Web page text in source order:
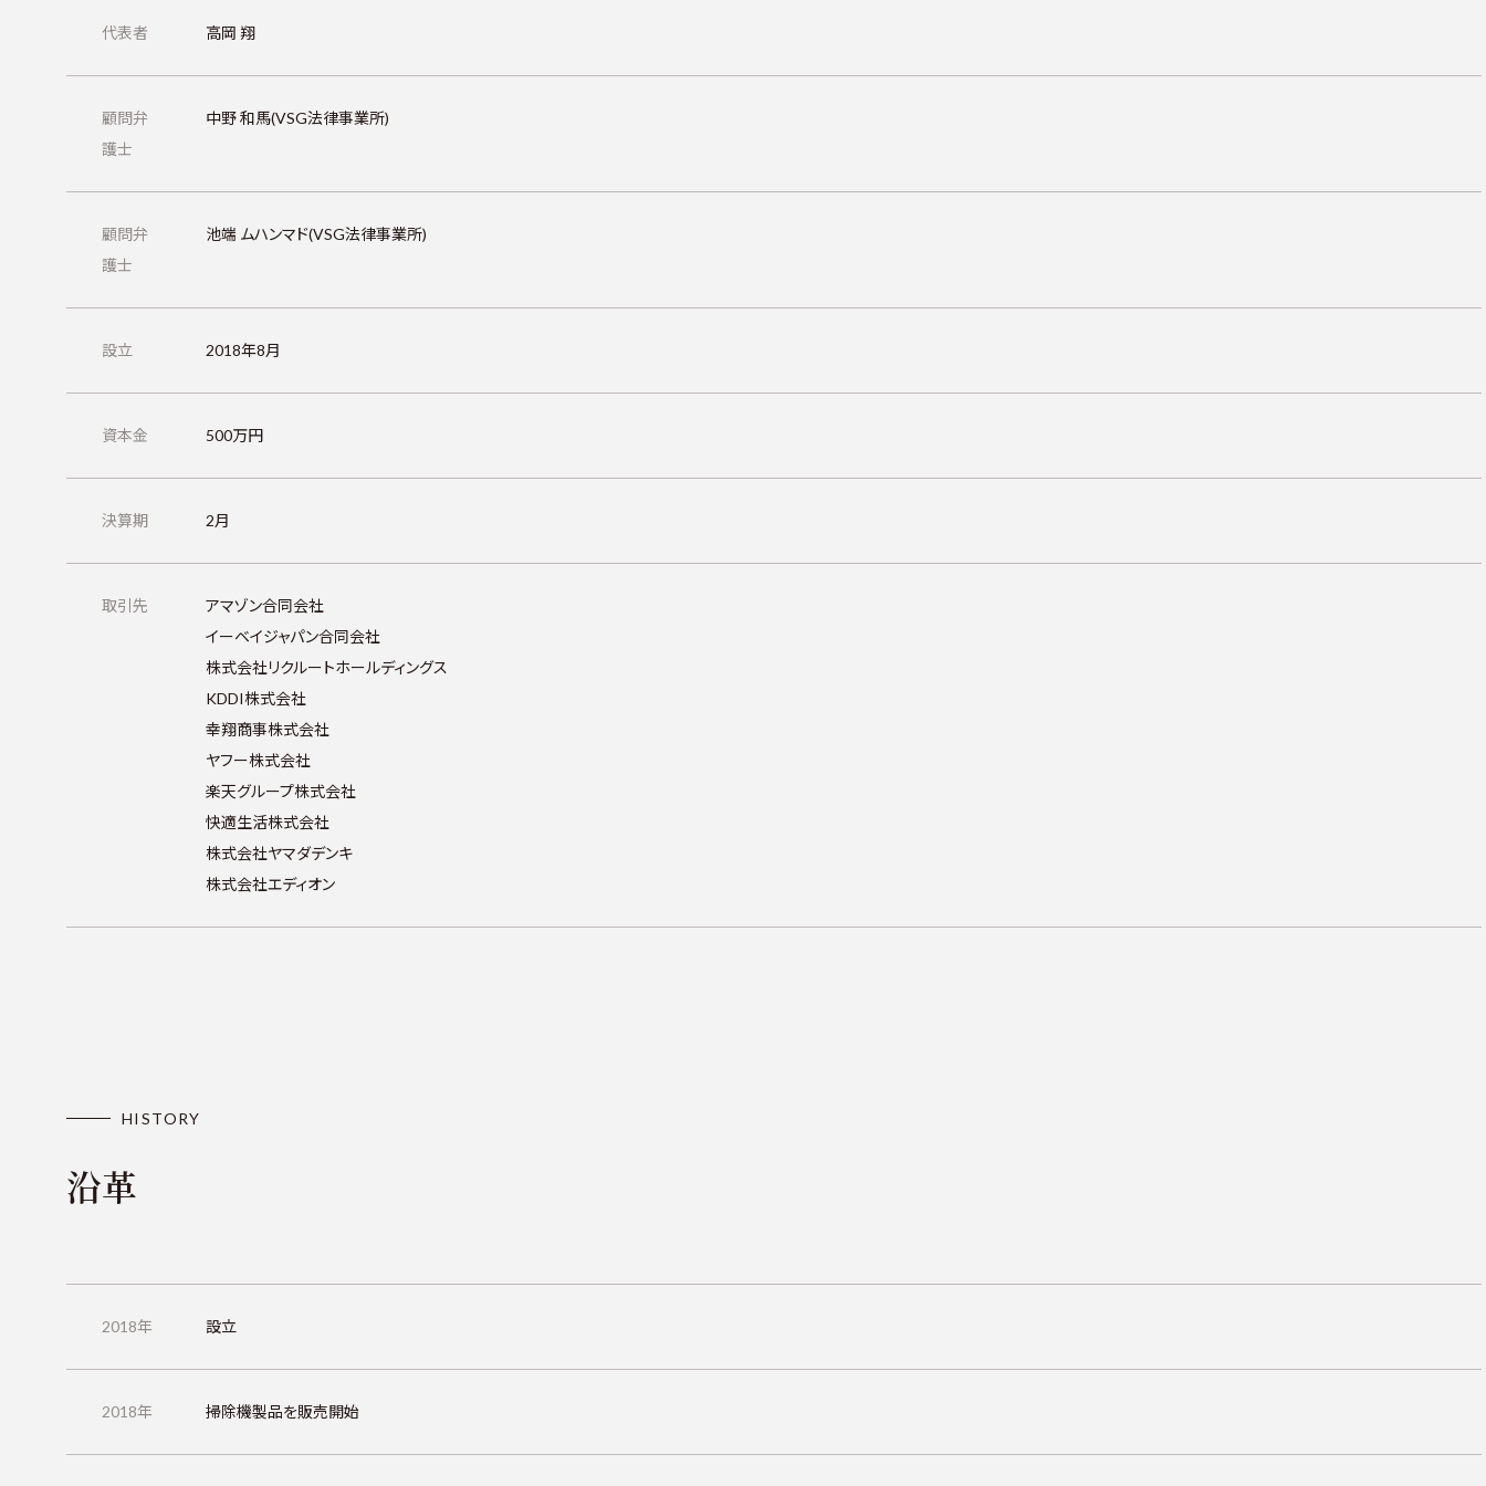
代表者 高岡 翔
顧問弁
護士
中野 和馬(VSG法律事業所)
顧問弁
護士
池端 ムハンマド(VSG法律事業所)
設立 2018年8月
資本金 500万円
決算期 2月
取引先
アマゾン合同会社
イーベイジャパン合同会社
株式会社リクルートホールディングス
KDDI株式会社
幸翔商事株式会社
ヤフー株式会社
楽天グループ株式会社
快適生活株式会社
株式会社ヤマダデンキ
株式会社エディオン
HISTORY
沿革
2018年 設立
2018年 掃除機製品を販売開始